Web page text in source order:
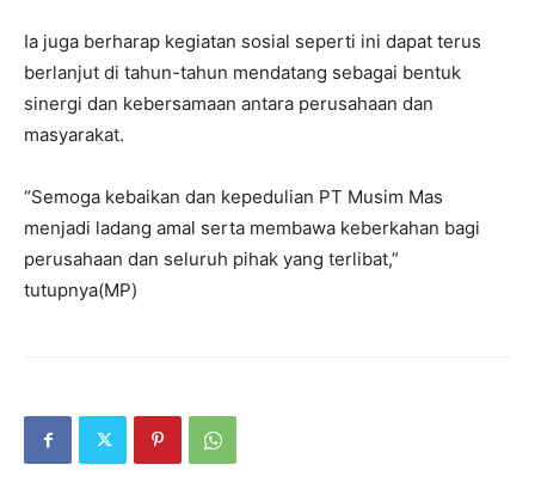
Ia juga berharap kegiatan sosial seperti ini dapat terus
berlanjut di tahun-tahun mendatang sebagai bentuk
sinergi dan kebersamaan antara perusahaan dan
masyarakat.
“Semoga kebaikan dan kepedulian PT Musim Mas
menjadi ladang amal serta membawa keberkahan bagi
perusahaan dan seluruh pihak yang terlibat,”
tutupnya(MP)